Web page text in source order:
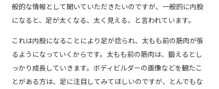
般的な情報として聞いていただきたいのですが、一般的に内股
になると、足が太くなる、太く見える、と言われています。
これは内股になることにより足が捻られ、太もも前の筋肉が張
るようになっていくからです。太もも前の筋肉は、鍛えるとし
っかり成長していきます。ボディビルダーの画像などを観たこ
とがある方は、足に注目してみてほしいのですが、とんでもな